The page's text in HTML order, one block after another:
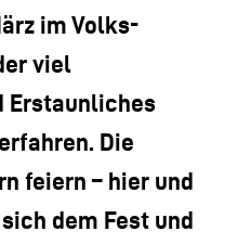
im Volks-
viel
Erstaunliches
Die
feiern – hier und
dem Fest und